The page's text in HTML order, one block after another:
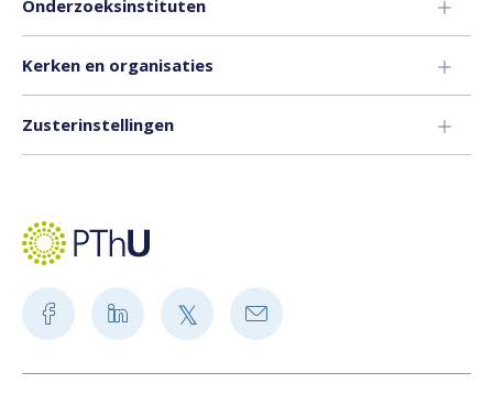
Onderzoeksinstituten
Kerken en organisaties
Zusterinstellingen